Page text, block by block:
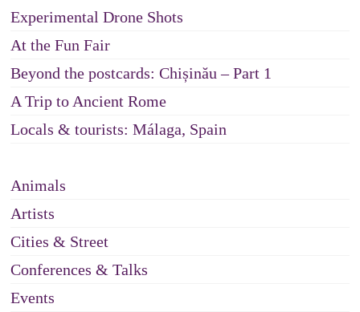
Experimental Drone Shots
At the Fun Fair
Beyond the postcards: Chișinău – Part 1
A Trip to Ancient Rome
Locals & tourists: Málaga, Spain
Animals
Artists
Cities & Street
Conferences & Talks
Events